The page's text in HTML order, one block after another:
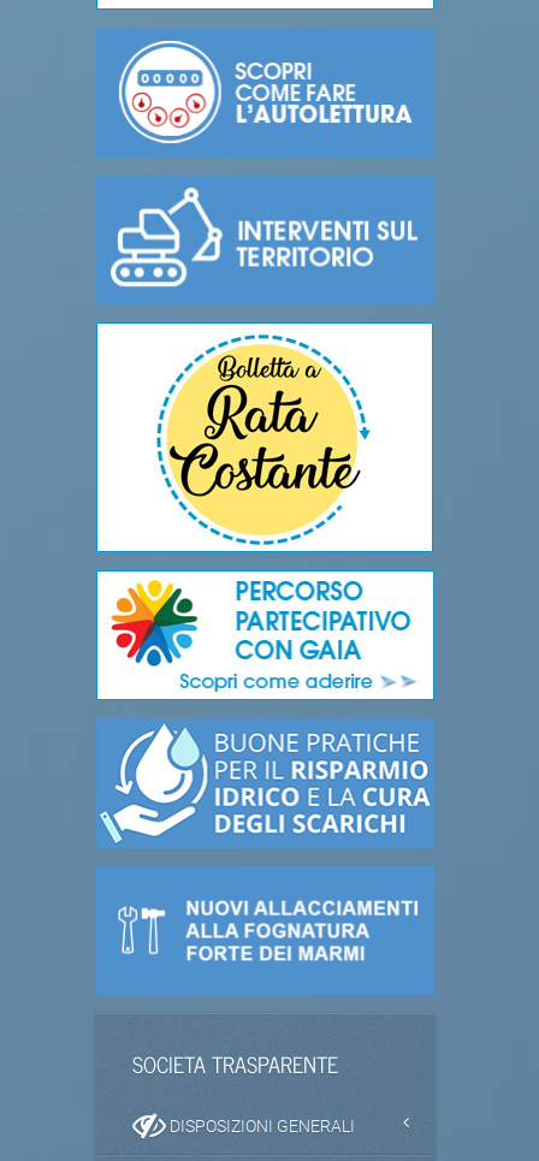
SOCIETA TRASPARENTE
DISPOSIZIONI GENERALI